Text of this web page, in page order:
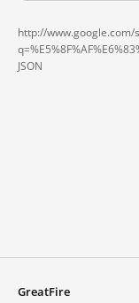
http://www.google.com/
JSON
GreatFire